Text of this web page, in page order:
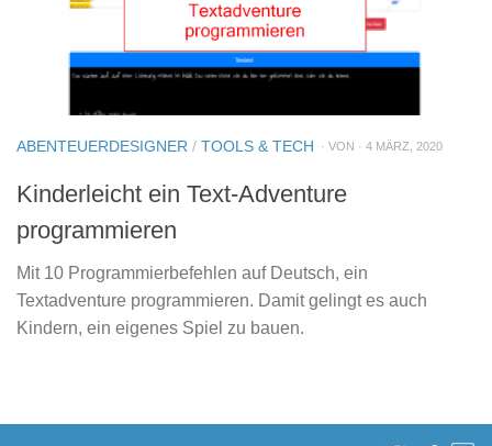
ABENTEUERDESIGNER / TOOLS & TECH · VON · 4 MÄRZ, 2020
Kinderleicht ein Text-Adventure
programmieren
Mit 10 Programmierbefehlen auf Deutsch, ein
Textadventure programmieren. Damit gelingt es auch
Kindern, ein eigenes Spiel zu bauen.